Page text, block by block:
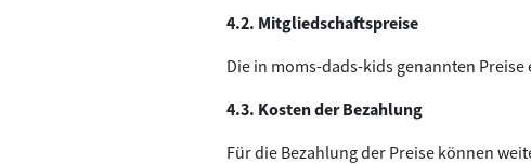
4.2. Mitgliedschaftspreise
Die in moms-dads-kids genannten
4.3. Kosten der Bezahlung
Für die Bezahlung der Preise können